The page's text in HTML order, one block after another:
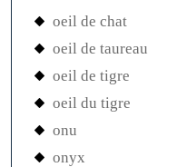
oeil de chat
oeil de taureau
oeil de tigre
oeil du tigre
onu
onyx